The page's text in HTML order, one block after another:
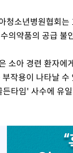
청소년병원협회
의약품의 공급 불
소아 경련 환자에
작용이 나타날
든타임' 사수에 유